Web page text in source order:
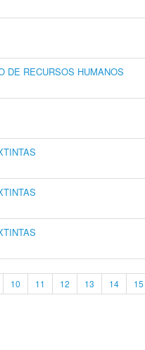
DE RECURSOS HUMANOS
10 11 12 13 14 15